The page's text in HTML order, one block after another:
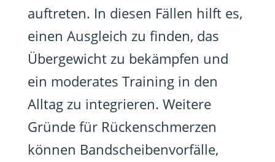
auftreten. In diesen Fällen hilft es,
einen Ausgleich zu finden, das
Übergewicht zu bekämpfen und
ein moderates Training in den
Alltag zu integrieren. Weitere
Gründe für Rückenschmerzen
können Bandscheibenvorfälle,